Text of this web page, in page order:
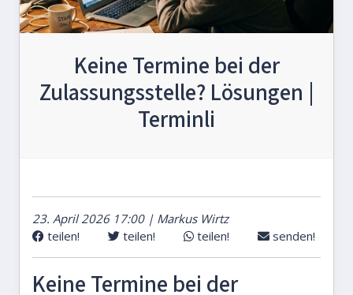
Keine Termine bei der
Zulassungsstelle? Lösungen |
Terminli
23. April 2026 17:00 | Markus Wirtz
teilen!
teilen! teilen! senden!
Keine Termine bei der